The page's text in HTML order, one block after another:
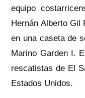
equipo
Hernán Alberto Gil
en una caseta de
Marino Garden I.
rescatistas de El
Estados Unidos.